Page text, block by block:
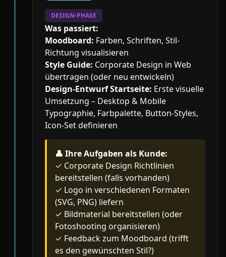
DESIGN-PHASE
Was passiert:
Moodboard: Farben, Schriften, Stil-
Richtung visualisieren
Style Guide: Corporate Design in Web
übertragen (oder neu entwickeln)
Design-Entwurf Startseite: Erste visuelle
Umsetzung – Desktop & Mobile
Typographie, Farbpalette, Button-Styles,
Icon-Set definieren
👤 Ihre Aufgaben als Kunde:
✓ Corporate Design Richtlinien
bereitstellen (falls vorhanden)
✓ Logo in verschiedenen Formaten
(SVG, PNG) liefern
✓ Bildmaterial bereitstellen (oder
Fotoshooting organisieren)
✓ Feedback zum Moodboard (trifft
es den gewünschten Stil?)